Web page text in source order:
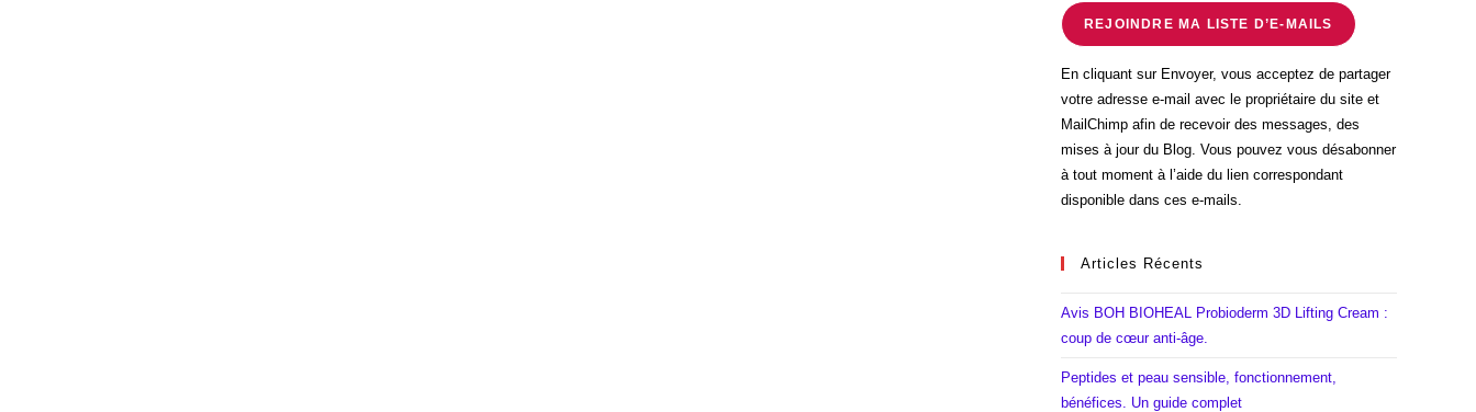
REJOINDRE MA LISTE D’E-MAILS
En cliquant sur Envoyer, vous acceptez de partager
votre adresse e-mail avec le propriétaire du site et
MailChimp afin de recevoir des messages, des
mises à jour du Blog. Vous pouvez vous désabonner
à tout moment à l’aide du lien correspondant
disponible dans ces e-mails.
Articles Récents
Avis BOH BIOHEAL Probioderm 3D Lifting Cream :
coup de cœur anti-âge.
Peptides et peau sensible, fonctionnement,
bénéfices. Un guide complet